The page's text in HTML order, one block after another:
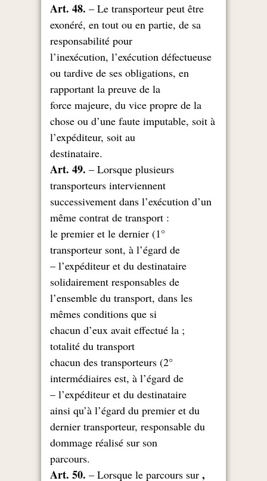
Art. 48. – Le transporteur peut être
exonéré, en tout ou en partie, de sa
responsabilité pour
l’inexécution, l’exécution défectueuse
ou tardive de ses obligations, en
rapportant la preuve de la
force majeure, du vice propre de la
chose ou d’une faute imputable, soit à
l’expéditeur, soit au
.destinataire
Art. 49. – Lorsque plusieurs
transporteurs interviennent
successivement dans l’exécution d’un
: même contrat de transport
1°) le premier et le dernier
transporteur sont, à l’égard de
l’expéditeur et du destinataire –
solidairement responsables de
l’ensemble du transport, dans les
mêmes conditions que si
; chacun d’eux avait effectué la
totalité du transport
2°) chacun des transporteurs
intermédiaires est, à l’égard de
l’expéditeur et du destinataire –
ainsi qu’à l’égard du premier et du
dernier transporteur, responsable du
dommage réalisé sur son
.parcours
, Art. 50.
– Lorsque le parcours sur